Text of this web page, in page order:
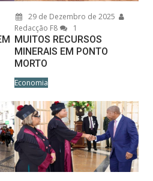
29 de Dezembro de 2025
Redacção F8
1
MUITOS RECURSOS
MINERAIS EM PONTO
MORTO
Economia